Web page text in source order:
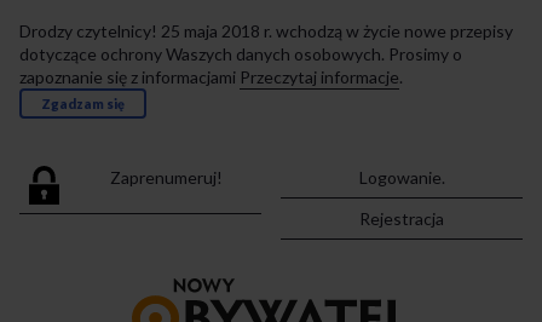
Drodzy czytelnicy! 25 maja 2018 r. wchodzą w życie nowe przepisy
dotyczące ochrony Waszych danych osobowych. Prosimy o
zapoznanie się z informacjami Przeczytaj informacje.
Zgadzam się
Zaprenumeruj!
Logowanie.
Rejestracja